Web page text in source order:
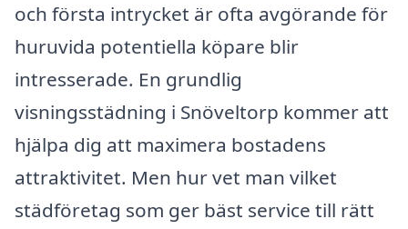
och första intrycket är ofta avgörande för
huruvida potentiella köpare blir
intresserade. En grundlig
visningsstädning i Snöveltorp kommer att
hjälpa dig att maximera bostadens
attraktivitet. Men hur vet man vilket
städföretag som ger bäst service till rätt